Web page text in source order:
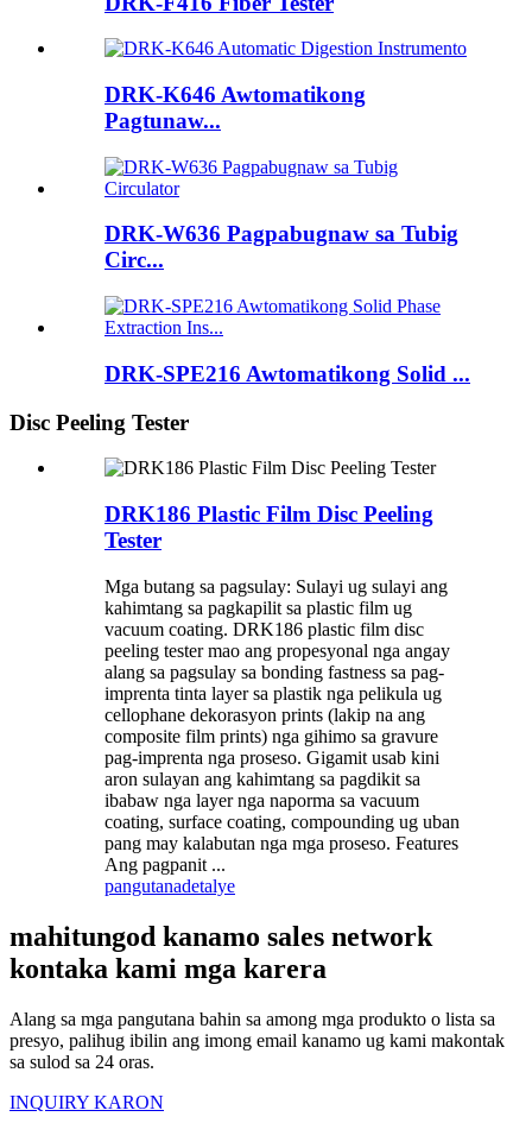
DRK-K646 Awtomatikong
Pagtunaw...
DRK-W636 Pagpabugnaw sa Tubig
Circ...
DRK-SPE216 Awtomatikong Solid ...
Disc Peeling Tester
DRK186 Plastic Film Disc Peeling
Tester
Mga butang sa pagsulay: Sulayi ug sulayi ang
kahimtang sa pagkapilit sa plastic film ug
vacuum coating. DRK186 plastic film disc
peeling tester mao ang propesyonal nga angay
alang sa pagsulay sa bonding fastness sa pag-
imprenta tinta layer sa plastik nga pelikula ug
cellophane dekorasyon prints (lakip na ang
composite film prints) nga gihimo sa gravure
pag-imprenta nga proseso. Gigamit usab kini
aron sulayan ang kahimtang sa pagdikit sa
ibabaw nga layer nga naporma sa vacuum
coating, surface coating, compounding ug uban
pang may kalabutan nga mga proseso. Features
Ang pagpanit ...
pangutanadetalye
mahitungod kanamo sales network
kontaka kami mga karera
Alang sa mga pangutana bahin sa among mga produkto o lista sa
presyo, palihug ibilin ang imong email kanamo ug kami makontak
sa sulod sa 24 oras.
INQUIRY KARON